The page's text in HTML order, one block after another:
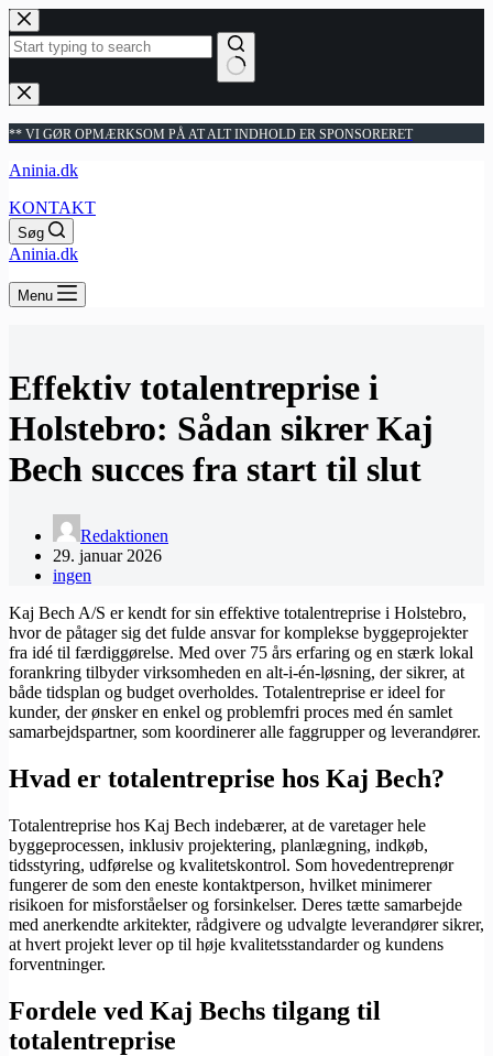
Fortsæt
til
indhold
Ingen
resultater
** VI GØR OPMÆRKSOM PÅ AT ALT INDHOLD ER SPONSORERET
Aninia.dk
KONTAKT
Søg
Aninia.dk
Menu
Effektiv totalentreprise i
Holstebro: Sådan sikrer Kaj
Bech succes fra start til slut
Redaktionen
29. januar 2026
ingen
Kaj Bech A/S er kendt for sin effektive totalentreprise i Holstebro,
hvor de påtager sig det fulde ansvar for komplekse byggeprojekter
fra idé til færdiggørelse. Med over 75 års erfaring og en stærk lokal
forankring tilbyder virksomheden en alt-i-én-løsning, der sikrer, at
både tidsplan og budget overholdes. Totalentreprise er ideel for
kunder, der ønsker en enkel og problemfri proces med én samlet
samarbejdspartner, som koordinerer alle faggrupper og leverandører.
Hvad er totalentreprise hos Kaj Bech?
Totalentreprise hos Kaj Bech indebærer, at de varetager hele
byggeprocessen, inklusiv projektering, planlægning, indkøb,
tidsstyring, udførelse og kvalitetskontrol. Som hovedentreprenør
fungerer de som den eneste kontaktperson, hvilket minimerer
risikoen for misforståelser og forsinkelser. Deres tætte samarbejde
med anerkendte arkitekter, rådgivere og udvalgte leverandører sikrer,
at hvert projekt lever op til høje kvalitetsstandarder og kundens
forventninger.
Fordele ved Kaj Bechs tilgang til
totalentreprise